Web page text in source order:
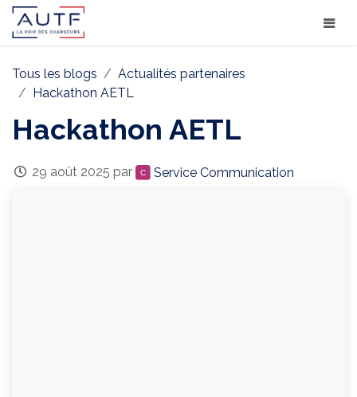
Tous les blogs
Actualités partenaires
Hackathon AETL
Hackathon AETL
29 août 2025 par Service Communication